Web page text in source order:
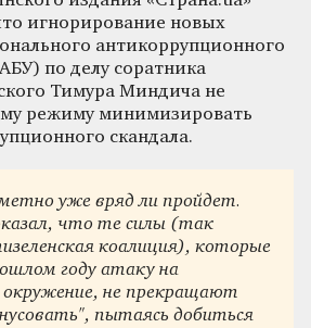
игнорирование новых
антикоррупционного
по делу соратника
Тимура Миндича не
режиму минимизировать
скандала.
уже вряд ли пройдет.
что те силы (так
коалиция), которые
году атаку на
окружение, не прекращают
пытаясь добиться